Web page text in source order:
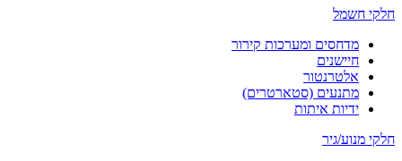
חלקי חשמל
מדחסים ומערכות קירור
חיישנים
אלטרנטור
מתנעים (סטארטרים)
ידיות איתות
חלקי מנוע/גיר